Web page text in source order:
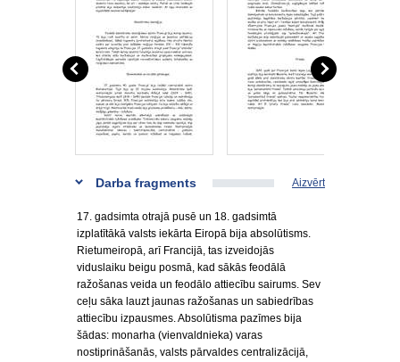
Darba fragments Aizvērt
17. gadsimta otrajā pusē un 18. gadsimtā
izplatītākā valsts iekārta Eiropā bija absolūtisms.
Rietumeiropā, arī Francijā, tas izveidojās
viduslaiku beigu posmā, kad sākās feodālā
ražošanas veida un feodālo attiecību sairums. Sev
ceļu sāka lauzt jaunas ražošanas un sabiedrības
attiecību izpausmes. Absolūtisma pazīmes bija
šādas: monarha (vienvaldnieka) varas
nostiprināšanās, valsts pārvaldes centralizācijā,